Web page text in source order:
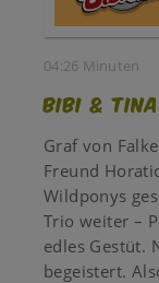
04:26 Minuten
Bibi &
Graf von
Freund
Wildponys
Trio weiter –
edles Gestüt.
begeistert.